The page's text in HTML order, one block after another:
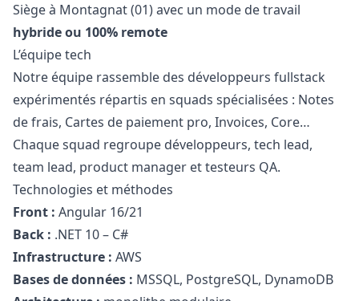
Siège à Montagnat (01) avec un mode de travail
hybride ou 100% remote
L’équipe tech
Notre équipe rassemble des développeurs fullstack
expérimentés répartis en squads spécialisées : Notes
de frais, Cartes de paiement pro, Invoices, Core…
Chaque squad regroupe développeurs, tech lead,
team lead, product manager et testeurs QA.
Technologies et méthodes
Front : Angular 16/21
Back : .NET 10 – C#
Infrastructure : AWS
Bases de données : MSSQL, PostgreSQL, DynamoDB